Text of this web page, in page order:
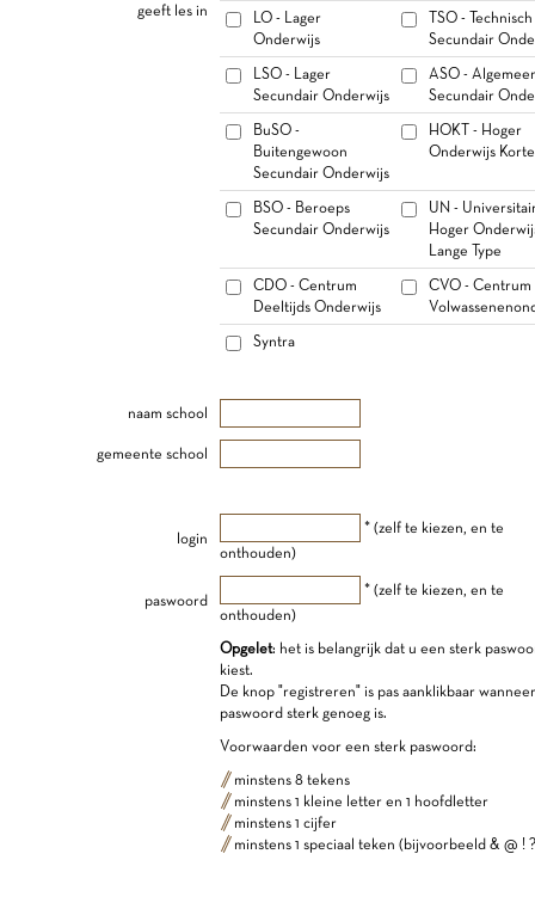
geeft les in
LO - Lager
Onderwijs
TSO - Technisch
Secundair
LSO - Lager
Secundair Onderwijs
ASO -
Secundair
BuSO -
Buitengewoon
Secundair Onderwijs
HOKT - Hoger
Onderwijs
BSO - Beroeps
Secundair Onderwijs
UN -
Hoger
Lange Type
CDO - Centrum
Deeltijds Onderwijs
CVO - Centrum
Syntra
naam school
gemeente school
login
* (zelf te kiezen, en te
onthouden)
paswoord
* (zelf te kiezen, en te
onthouden)
Opgelet: het is belangrijk dat u een sterk
kiest.
De knop "registreren" is pas aanklikbaar
paswoord sterk genoeg is.
Voorwaarden voor een sterk paswoord:
minstens 8 tekens
minstens 1 kleine letter en 1 hoofdletter
minstens 1 cijfer
minstens 1 speciaal teken (bijvoorbeeld & @ !